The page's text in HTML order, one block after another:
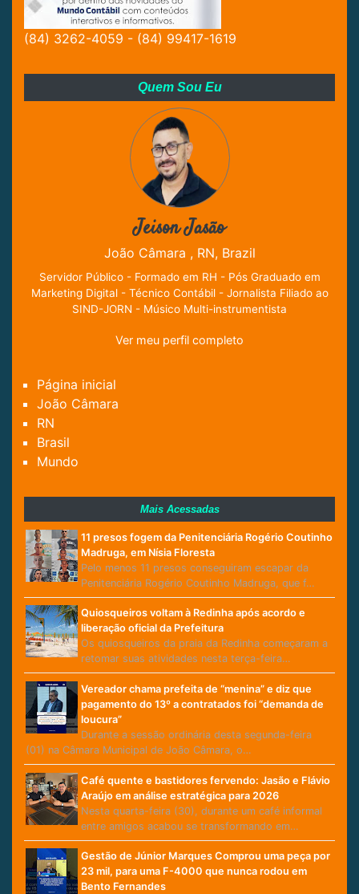
(84) 3262-4059 - (84) 99417-1619
Quem Sou Eu
Jeison Jasão
João Câmara , RN, Brazil
Servidor Público - Formado em RH - Pós Graduado em
Marketing Digital - Técnico Contábil - Jornalista Filiado ao
SIND-JORN - Músico Multi-instrumentista
Ver meu perfil completo
Página inicial
João Câmara
RN
Brasil
Mundo
Mais Acessadas
11 presos fogem da Penitenciária Rogério Coutinho
Madruga, em Nísia Floresta
Pelo menos 11 presos conseguiram escapar da
Penitenciária Rogério Coutinho Madruga, que f…
Quiosqueiros voltam à Redinha após acordo e
liberação oficial da Prefeitura
Os quiosqueiros da praia da Redinha começaram a
retomar suas atividades nesta terça-feira…
Vereador chama prefeita de “menina” e diz que
pagamento do 13º a contratados foi “demanda de
loucura”
Durante a sessão ordinária desta segunda-feira
(01) na Câmara Municipal de João Câmara, o…
Café quente e bastidores fervendo: Jasão e Flávio
Araújo em análise estratégica para 2026
Nesta quarta-feira (30), durante um café informal
entre amigos acabou se transformando em…
Gestão de Júnior Marques Comprou uma peça por
23 mil, para uma F-4000 que nunca rodou em
Bento Fernandes